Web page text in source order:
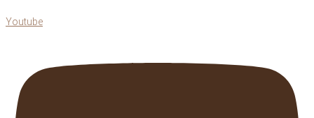
Youtube